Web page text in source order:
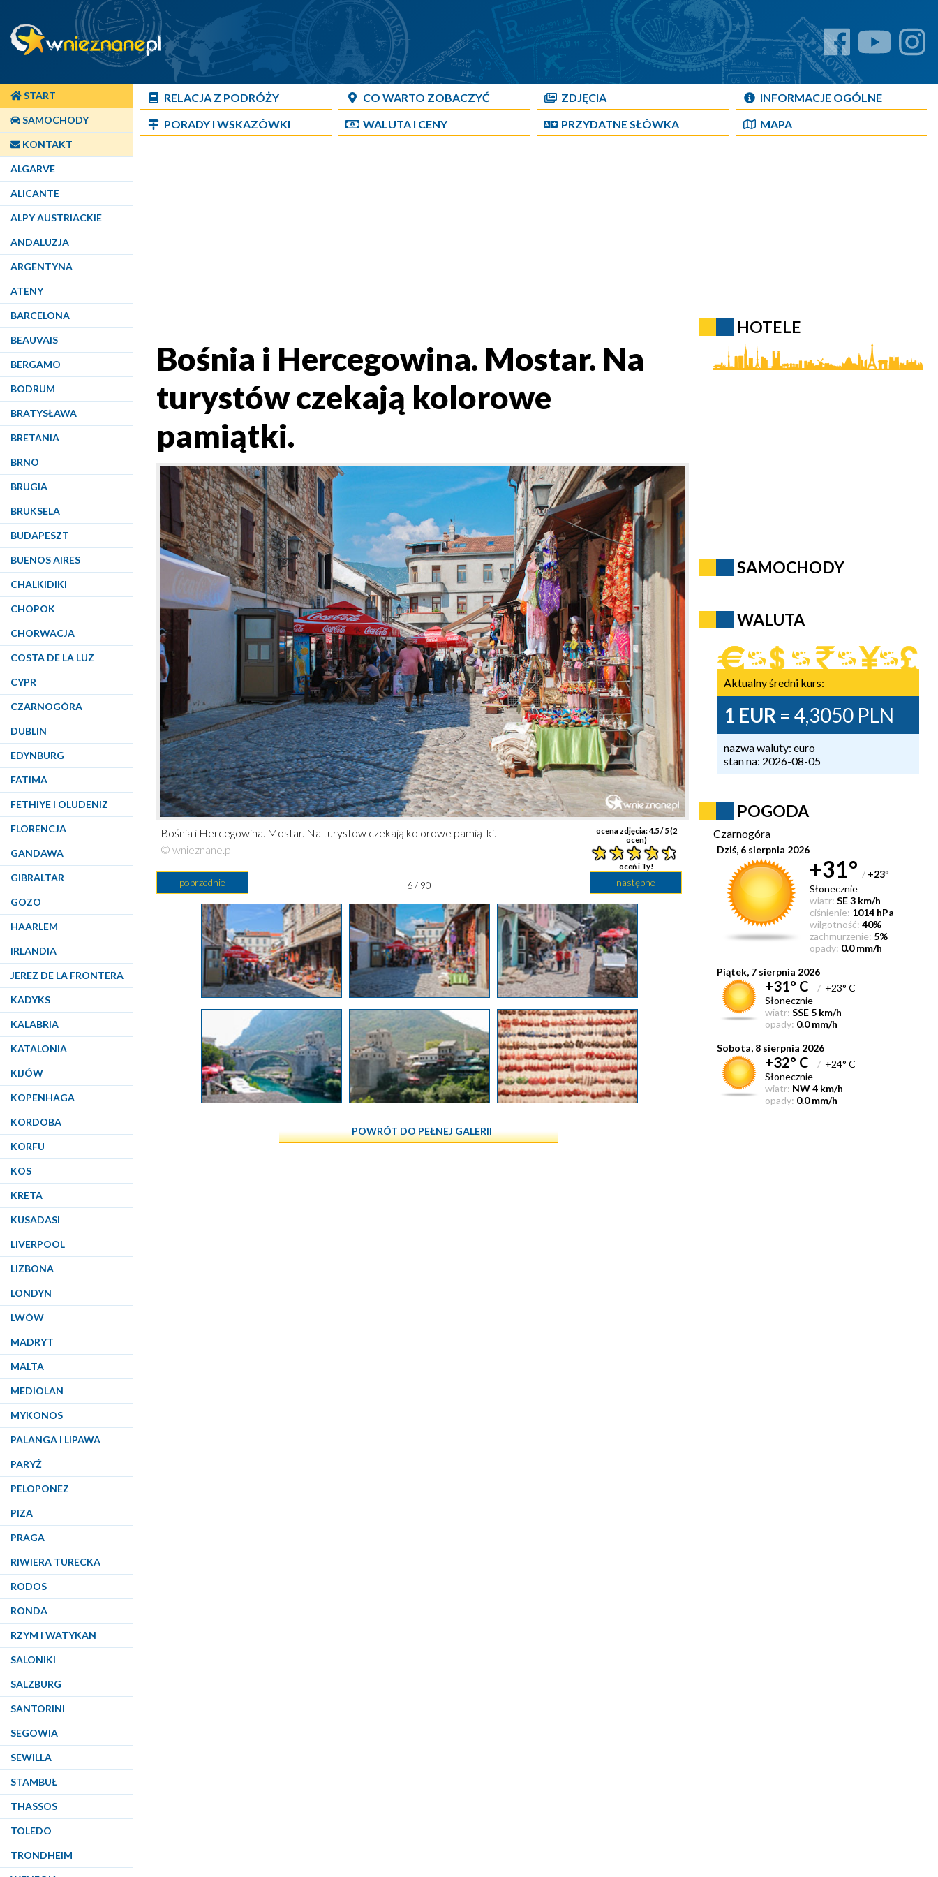
START
SAMOCHODY
KONTAKT
ALGARVE
ALICANTE
ALPY AUSTRIACKIE
ANDALUZJA
ARGENTYNA
ATENY
BARCELONA
BEAUVAIS
BERGAMO
BODRUM
BRATYSŁAWA
BRETANIA
BRNO
BRUGIA
BRUKSELA
BUDAPESZT
BUENOS AIRES
CHALKIDIKI
CHOPOK
CHORWACJA
COSTA DE LA LUZ
CYPR
CZARNOGÓRA
DUBLIN
EDYNBURG
FATIMA
FETHIYE I OLUDENIZ
FLORENCJA
GANDAWA
GIBRALTAR
GOZO
HAARLEM
IRLANDIA
JEREZ DE LA FRONTERA
KADYKS
KALABRIA
KATALONIA
KIJÓW
KOPENHAGA
KORDOBA
KORFU
KOS
KRETA
KUSADASI
LIVERPOOL
LIZBONA
LONDYN
LWÓW
MADRYT
MALTA
MEDIOLAN
MYKONOS
PALANGA I LIPAWA
PARYŻ
PELOPONEZ
PIZA
PRAGA
RIWIERA TURECKA
RODOS
RONDA
RZYM I WATYKAN
SALONIKI
SALZBURG
SANTORINI
SEGOWIA
SEWILLA
STAMBUŁ
THASSOS
TOLEDO
TRONDHEIM
RELACJA Z PODRÓŻY CO WARTO ZOBACZYĆ ZDJĘCIA
INFORMACJE OGÓLNE
PORADY I WSKAZÓWKI
WALUTA I CENY PRZYDATNE SŁÓWKA MAPA
Bośnia i Hercegowina. Mostar. Na
turystów czekają kolorowe
pamiątki.
ocena zdjęcia:4.5/ 5 (2
ocen)
oceń i Ty!
Bośnia i Hercegowina. Mostar. Na turystów czekają kolorowe pamiątki.
© wnieznane.pl
poprzednie następne
6 / 90
POWRÓT DO PEŁNEJ GALERII
HOTELE
SAMOCHODY
WALUTA
Aktualny średni kurs:
1 EUR = 4,3050 PLN
nazwa waluty: euro
stan na: 2026-08-05
POGODA
Czarnogóra
Dziś, 6 sierpnia 2026
+31° / +23°
Słonecznie
wiatr: SE 3 km/h
ciśnienie: 1014 hPa
wilgotność: 40%
zachmurzenie: 5%
opady: 0.0 mm/h
Piątek, 7 sierpnia 2026
+31° C / +23° C
Słonecznie
wiatr: SSE 5 km/h
opady: 0.0 mm/h
Sobota, 8 sierpnia 2026
+32° C / +24° C
Słonecznie
wiatr: NW 4 km/h
opady: 0.0 mm/h